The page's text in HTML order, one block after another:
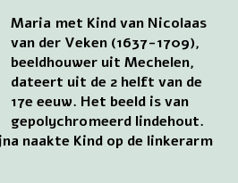
Maria met Kind van Nicolaas
van der Veken (1637-1709),
beeldhouwer uit Mechelen,
dateert uit de 2 helft van de
17e eeuw. Het beeld is van
gepolychromeerd lindehout.
naakte Kind op de linkerarm